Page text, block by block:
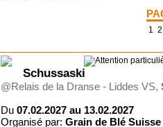
1 2
Schussaski
@Relais de la Dranse - Liddes VS,
Du 07.02.2027 au 13.02.2027
Organisé par: Grain de Blé Suisse